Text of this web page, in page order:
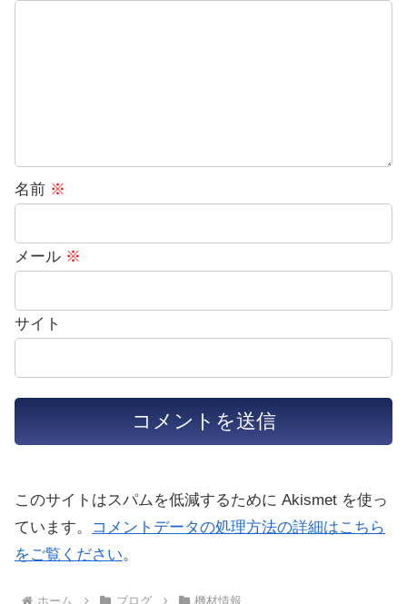
名前 ※
メール ※
サイト
このサイトはスパムを低減するために Akismet を使っ
ています。
コメントデータの処理方法の詳細はこちら
をご覧ください。
ホーム ブログ 機材情報